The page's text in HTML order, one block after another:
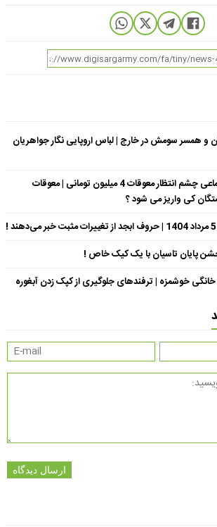
و همسر سومش در خارج | لباس اروپایی نگار جواهریان
بازنشستگان تامین اجتماعی چشم انتظار معوقات 4 میلیون تومانی | معوقات
کی واریز می شود ؟
پایان تاسیان با یک کیک خاص !
خوشمزه | ترفندهای جلوگیری از کپک زدن آبغوره
ارسال دیدگاه